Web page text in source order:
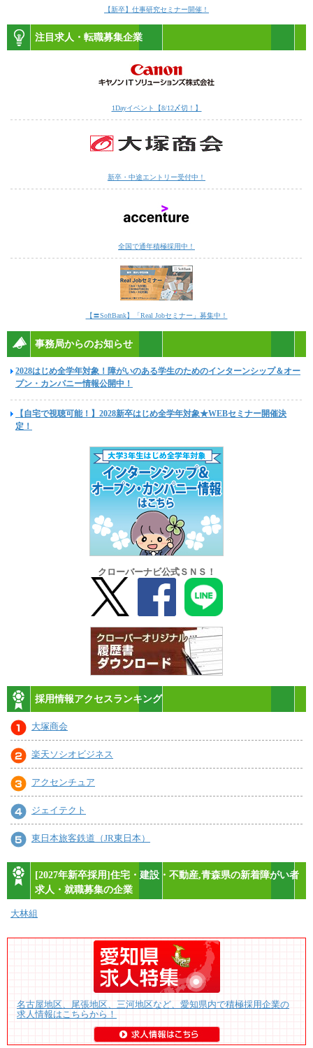
【新卒】仕事研究セミナー開催！
注目求人・転職募集企業
1Dayイベント【8/12〆切！】
新卒・中途エントリー受付中！
全国で通年積極採用中！
【〓SoftBank】「Real Jobセミナー」募集中！
事務局からのお知らせ
2028はじめ全学年対象！障がいのある学生のためのインターンシップ＆オー
プン・カンパニー情報公開中！
【自宅で視聴可能！】2028新卒はじめ全学年対象★WEBセミナー開催決
定！
クローバーナビ公式ＳＮＳ！
採用情報アクセスランキング
大塚商会
楽天ソシオビジネス
アクセンチュア
ジェイテクト
東日本旅客鉄道（JR東日本）
[2027年新卒採用]住宅・建設・不動産,青森県の新着障がい者
求人・就職募集の企業
大林組
名古屋地区、尾張地区、三河地区など、愛知県内で積極採用企業の
求人情報はこちらから！